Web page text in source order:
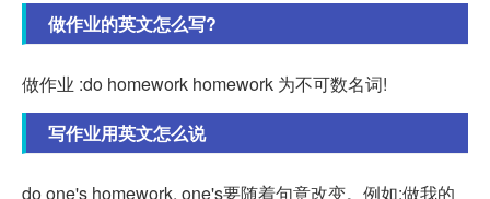
做作业的英文怎么写?
做作业 :do homework homework 为不可数名词!
写作业用英文怎么说
do one's homework. one's要随着句意改变。例如:做我的